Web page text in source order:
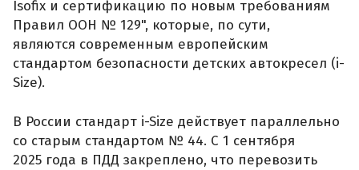
Isofix и сертификацию по новым требованиям
Правил ООН № 129", которые, по сути,
являются современным европейским
стандартом безопасности детских автокресел (i-
Size).
В России стандарт i-Size действует параллельно
со старым стандартом № 44. С 1 сентября
2025 года в ПДД закреплено, что перевозить